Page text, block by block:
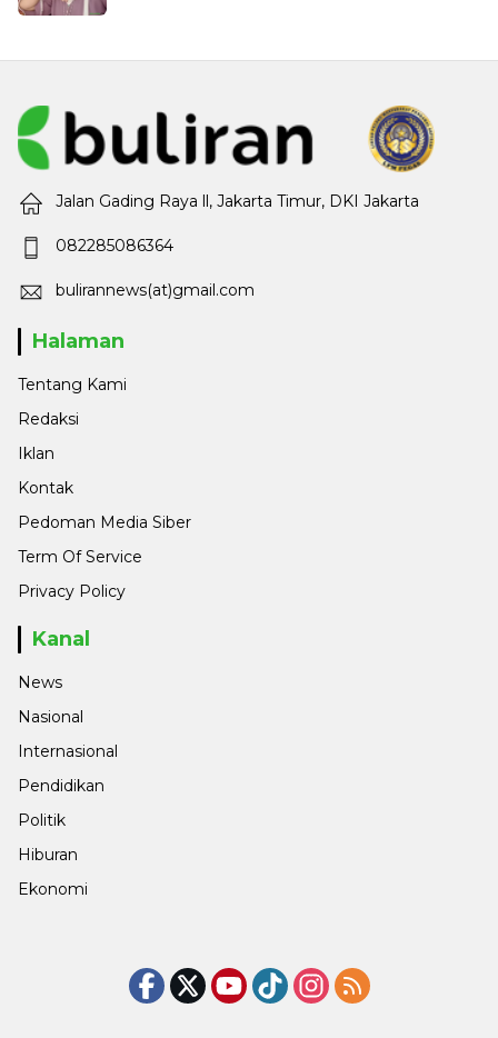
Jalan Gading Raya ll, Jakarta Timur, DKI Jakarta
082285086364
bulirannews(at)gmail.com
Halaman
Tentang Kami
Redaksi
Iklan
Kontak
Pedoman Media Siber
Term Of Service
Privacy Policy
Kanal
News
Nasional
Internasional
Pendidikan
Politik
Hiburan
Ekonomi